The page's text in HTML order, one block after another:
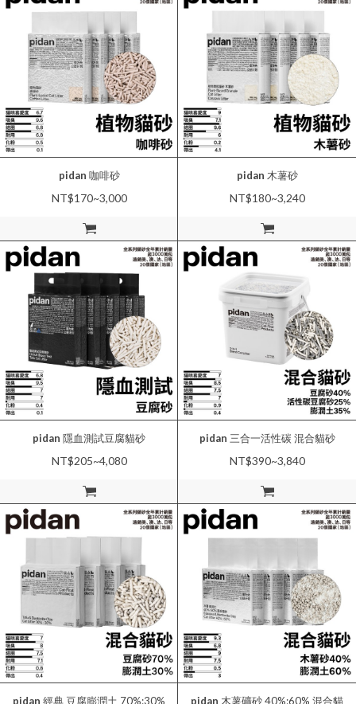
加入購物車
pidan 咖啡砂
NT$170~3,000
加入購物車
pidan 木薯砂
NT$180~3,240
加入購物車
pidan 隱血測試豆腐貓砂
NT$205~4,080
加入購物車
pidan 三合一活性碳 混合貓砂
NT$390~3,840
pidan 經典 豆腐膨潤土 70%:30%
pidan 木薯礦砂 40%:60% 混合貓